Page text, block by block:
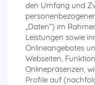
den Umfang und
„Daten“) im
Leistungen sowie
Onlineangebotes
Webseiten,
Onlinepräsenzen,
Profile auf